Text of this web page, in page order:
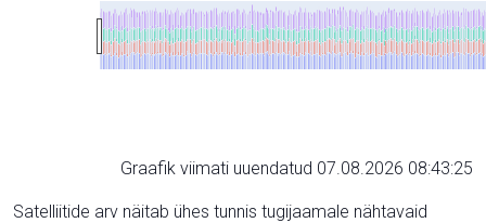
Graafik viimati uuendatud 07.08.2026 08:43:25
Satelliitide arv näitab ühes tunnis tugijaamale nähtavaid